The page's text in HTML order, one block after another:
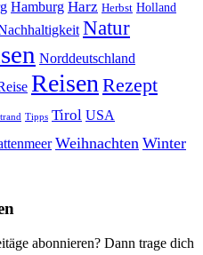
Hamburg Harz Herbst Holland
Natur
Norddeutschland
ReisenRezept
Tipps Tirol USA
Weihnachten Winter
abonnieren? Dann trage dich